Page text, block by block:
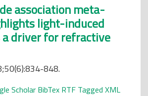
association meta-
light-induced
a driver for refractive
848.
Scholar BibTex RTF Tagged XML